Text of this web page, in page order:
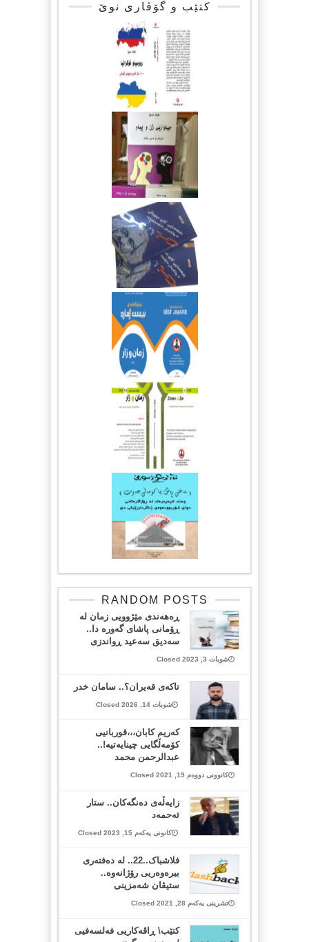
کتێب و گۆڤاری نوێ
RANDOM POSTS
ڕەهەندی مێژوویی زمان لە
ڕۆمانی پاشای گەورە دا..
سەدیق سەعید ڕواندزی
شوبات 3, 2023 Closed
تاكەی قەیران؟.. سامان خدر
شوبات 14, 2026 Closed
کەریم کابان،،،قوربانیی
کۆمەڵگایی چینایەتیە!..
عبدالرحمن محمد
کانوونی دووەم 19, 2021 Closed
زایەڵەی دەنگەكان.. ستار
ئەحمەد
کانونی یەکەم 15, 2023 Closed
فلاشباک..22.. لە دەفتەری
بیرەوەریی رۆژانەوە..
ستیڤان شەمزینی
تشرینی یەکەم 28, 2021 Closed
کتێب\ ڕاڤەکاریی فەلسەفیی